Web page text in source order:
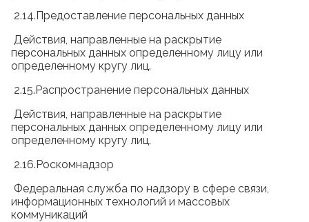
2.14.Предоставление персональных данных
Действия, направленные на раскрытие
персональных данных определенному лицу или
определенному кругу лиц.
2.15.Распространение персональных данных
Действия, направленные на раскрытие
персональных данных определенному лицу или
определенному кругу лиц.
2.16.Роскомнадзор
Федеральная служба по надзору в сфере связи,
информационных технологий и массовых
коммуникаций